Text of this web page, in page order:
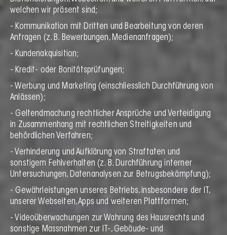
welchen wir präsent sind;
- Kommunikation mit Dritten und Bearbeitung von deren
Anfragen (z. B. Bewerbungen, Medienanfragen);
- Kundenakquisition;
- Kredit- oder Bonitätsprüfungen;
- Werbung und Marketing (einschliesslich Durchführung von
Anlässen);
- Geltendmachung rechtlicher Ansprüche und Verteidigung
in Zusammenhang mit rechtlichen Streitigkeiten und
behördlichen Verfahren;
- Verhinderung und Aufklärung von Straftaten und
sonstigem Fehlverhalten (z. B. Durchführung interner
Untersuchungen, Datenanalysen zur Betrugsbekämpfung);
- Gewährleistungen unseres Betriebs, insbesondere der IT,
unserer Webseiten, Apps und weiteren Plattformen;
- Videoüberwachungen zur Wahrung des Hausrechts und
sonstige Massnahmen zur IT-, Gebäude- und